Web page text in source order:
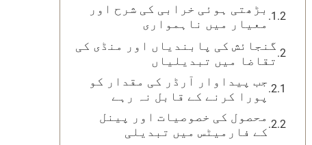
بڑھتی ہوئی خرابی کی شرح اور
معیار میں ناہمواری
گنجائش کی پابندیاں اور منڈی کی
تقاضا میں تبدیلیاں
جب پیداوار آرڈر کی مقدار کو
پورا کرنے کے قابل نہ رہے
محصول کی خصوصیات اور پینل
کے فارمیٹس میں تبدیلی